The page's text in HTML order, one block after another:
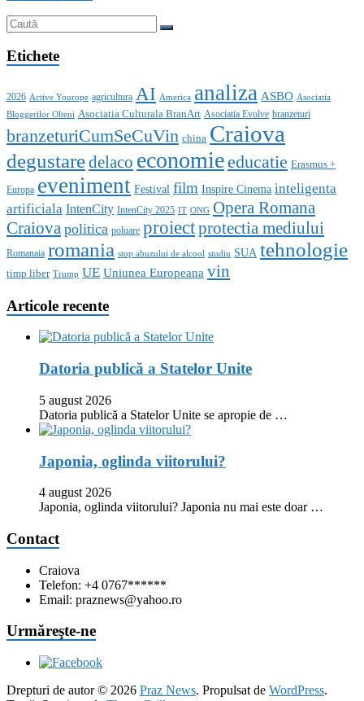
Etichete
2026 Active Yourope agricultura AI America analiza ASBO Asociatia
Bloggerilor Olteni Asociatia Culturala BranArt Asociatia Evolve branzeturi
branzeturiCumSeCuVin china Craiova
degustaredelaco economieeducatie Erasmus +
Europa eveniment Festival film Inspire Cinema inteligenta
artificiala IntenCity IntenCity 2025 IT ONG Opera Romana
Craiova politica poluare proiectprotectia mediului
Romanaia romania stop abuzului de alcool studiu SUA tehnologie
timp liber Trump UE Uniunea Europeana vin
Articole recente
Datoria publică a Statelor Unite
5 august 2026
Datoria publică a Statelor Unite se apropie de …
Japonia, oglinda viitorului?
4 august 2026
Japonia, oglinda viitorului? Japonia nu mai este doar …
Contact
Craiova
Telefon: +4 0767******
Email: praznews@yahoo.ro
Urmăreşte-ne
Drepturi de autor © 2026 Praz News. Propulsat de WordPress.